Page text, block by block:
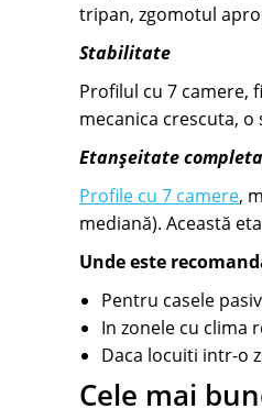
tripan, zgomotul
Stabilitate
Profilul cu 7 camere,
mecanica crescuta,
Etanșeitate completa
Profile cu 7 camere,
mediană). Această
Unde este
Pentru casele
In zonele cu clima
Daca locuiti intr-o
Cele mai